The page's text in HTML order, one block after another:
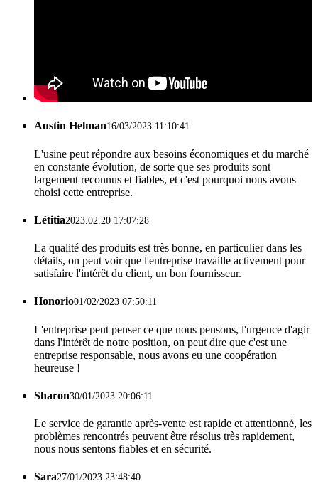
Austin Helman16/03/2023 11:10:41
L'usine peut répondre aux besoins économiques et du marché
en constante évolution, de sorte que ses produits sont
largement reconnus et fiables, et c'est pourquoi nous avons
choisi cette entreprise.
Létitia2023.02.20 17:07:28
La qualité des produits est très bonne, en particulier dans les
détails, on peut voir que l'entreprise travaille activement pour
satisfaire l'intérêt du client, un bon fournisseur.
Honorio01/02/2023 07:50:11
L'entreprise peut penser ce que nous pensons, l'urgence d'agir
dans l'intérêt de notre position, on peut dire que c'est une
entreprise responsable, nous avons eu une coopération
heureuse !
Sharon30/01/2023 20:06:11
Le service de garantie après-vente est rapide et attentionné, les
problèmes rencontrés peuvent être résolus très rapidement,
nous nous sentons fiables et en sécurité.
Sara27/01/2023 23:48:40